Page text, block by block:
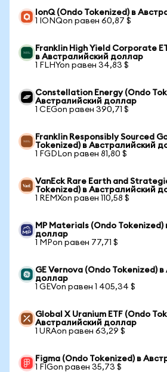
IonQ (Ondo Tokenized) в
1 IONQon равен 60,87 $
Franklin High Yield Corporate
в Австралийский доллар
1 FLHYon равен 34,83 $
Constellation Energy (Ondo
Австралийский доллар
1 CEGon равен 390,71 $
Franklin Responsibly Sourced
Tokenized) в Австралийский
1 FGDLon равен 81,80 $
VanEck Rare Earth and
Tokenized) в Австралийский
1 REMXon равен 110,58 $
MP Materials (Ondo Tokenized)
доллар
1 MPon равен 77,71 $
GE Vernova (Ondo Tokenized)
доллар
1 GEVon равен 1 405,34 $
Global X Uranium ETF (Ondo
Австралийский доллар
1 URAon равен 63,29 $
Figma (Ondo Tokenized) в
1 FIGon равен 35,73 $